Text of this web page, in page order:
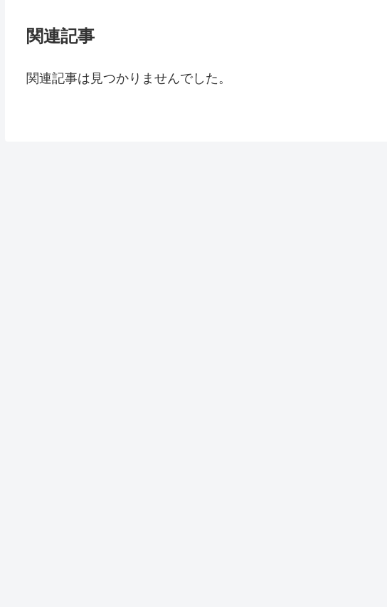
関連記事
関連記事は見つかりませんでした。